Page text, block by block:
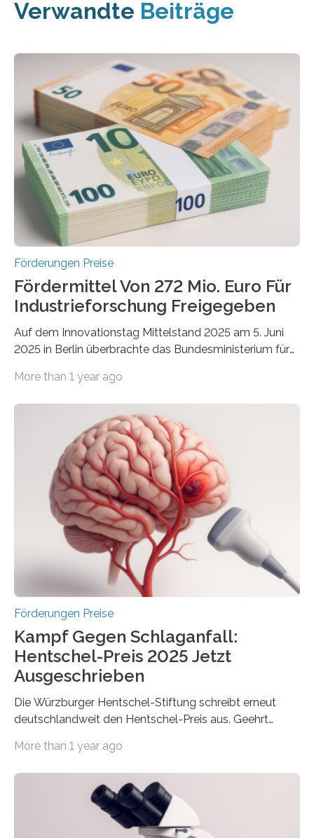
Verwandte Beiträge
Förderungen Preise
Fördermittel Von 272 Mio. Euro Für
Industrieforschung Freigegeben
Auf dem Innovationstag Mittelstand 2025 am 5. Juni
2025 in Berlin überbrachte das Bundesministerium für
Überplanmäßige Verpflichtungsermächtigungen in
Woche vom Haushaltsausschuss freigegeben – unter
anderem zur Unterstützung der
Industrieforschungsprogramme Industrielle
Gemeinschaftsforschung (IGF), Zentrales
Innovationsprogramm Mittelstand (ZIM) und
Innovationskompetenz INNO-KOM. Auf dem
Innovationstag Mittelstand 2025 am 5. Juni 2025 in
Berlin überbrachte das Bundesministerium für
Wirtschaft und Energie eine gute Nachricht:
Überplanmäßige Verpflichtungsermächtigungen in
More than 1 year ago
Förderungen Preise
Kampf Gegen Schlaganfall:
Hentschel-Preis 2025 Jetzt
Ausgeschrieben
Die Würzburger Hentschel-Stiftung schreibt erneut
deutschlandweit den Hentschel-Preis aus. Geehrt
hochrangige wissenschaftliche Publikation zum Thema
Schlaganfall“ mit Sitz in Würzburg fördert die
Schlaganfallforschung, um die Behandlung der
Betroffenen zu verbessern. Dazu schreibt sie auch in
More than 1 year ago